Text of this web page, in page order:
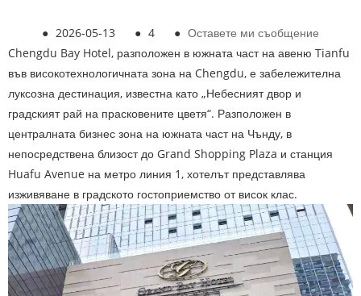
● 2026-05-13 ● 4 ● Оставете ми съобщение
Chengdu Bay Hotel, разположен в южната част на авеню Tianfu
във високотехнологичната зона на Chengdu, е забележителна
луксозна дестинация, известна като „Небесният двор и
градският рай на прасковените цветя“. Разположен в
централната бизнес зона на южната част на Чънду, в
непосредствена близост до Grand Shopping Plaza и станция
Huafu Avenue на метро линия 1, хотелът представлява
изживяване в градското гостоприемство от висок клас.